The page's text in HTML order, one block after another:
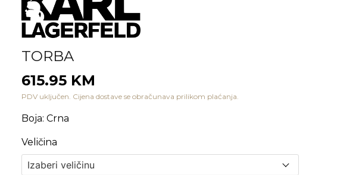
TORBA
615.95 KM
PDV uključen. Cijena dostave se obračunava prilikom plaćanja.
Boja: Crna
Veličina